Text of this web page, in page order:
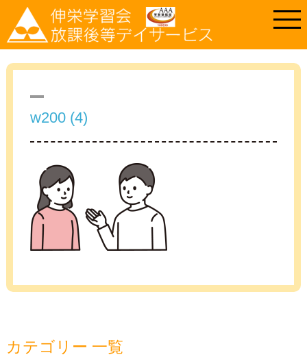
w200 (4)
カテゴリー 一覧